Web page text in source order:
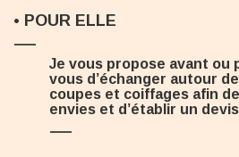
• POUR ELLE
Je vous propose avant ou
vous d’échanger autour
coupes et coiffages afin
envies et d’établir un